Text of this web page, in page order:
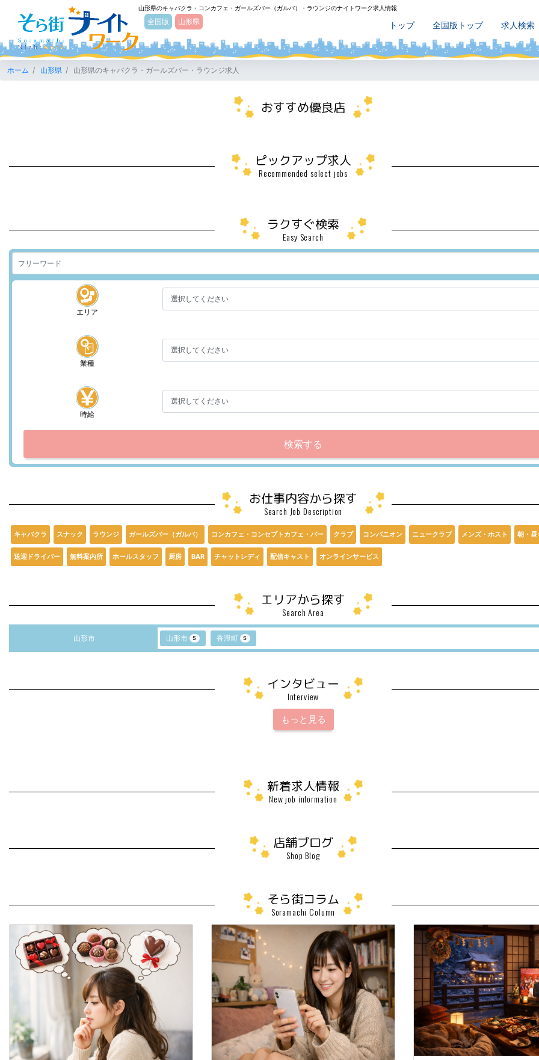
そら街ナイトワーク
山形県のキャバクラ・コンカフェ・ガールズバー（ガルバ）・ラウンジのナイトワーク求人情報
全国版 山形県 トップ 全国版トップ 求人検索
ホーム 山形県 山形県のキャバクラ・ガールズバー・ラウンジ求人
おすすめ優良店
ピックアップ求人
Recommended select jobs
ラクすぐ検索
Easy Search
エリア
業種
時給
検索する
お仕事内容から探す
Search Job Description
キャバクラ スナック ラウンジ ガールズバー（ガルバ） コンカフェ・コンセプトカフェ・バー クラブ コンパニオン ニュークラブ メンズ・ホスト 朝・昼
送迎ドライバー 無料案内所 ホールスタッフ 厨房 BAR チャットレディ 配信キャスト オンラインサービス
エリアから探す
Search Area
山形市 山形市 5 香澄町 5
インタビュー
Interview
もっと見る
新着求人情報
New job information
店舗ブログ
Shop Blog
そら街コラム
Soramachi Column